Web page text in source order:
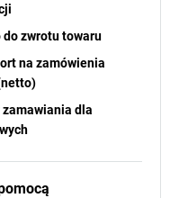
zwrotu towaru
na zamówienia
dla